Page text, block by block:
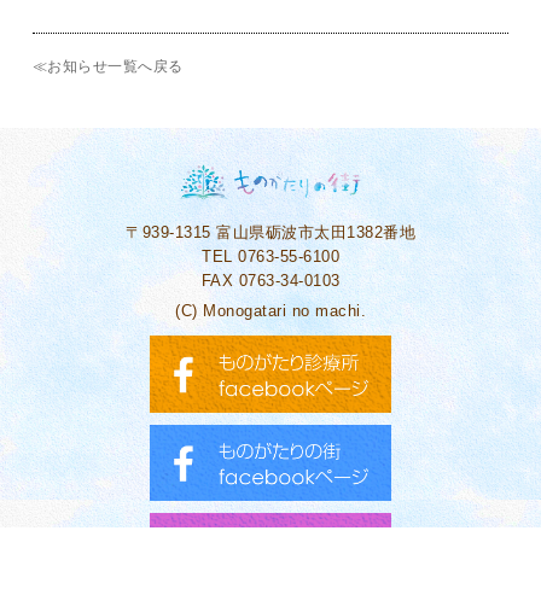
≪お知らせ一覧へ戻る
〒939-1315富山県砺波市太田1382番地
TEL 0763-55-6100
FAX 0763-34-0103
(C) Monogatari no machi.